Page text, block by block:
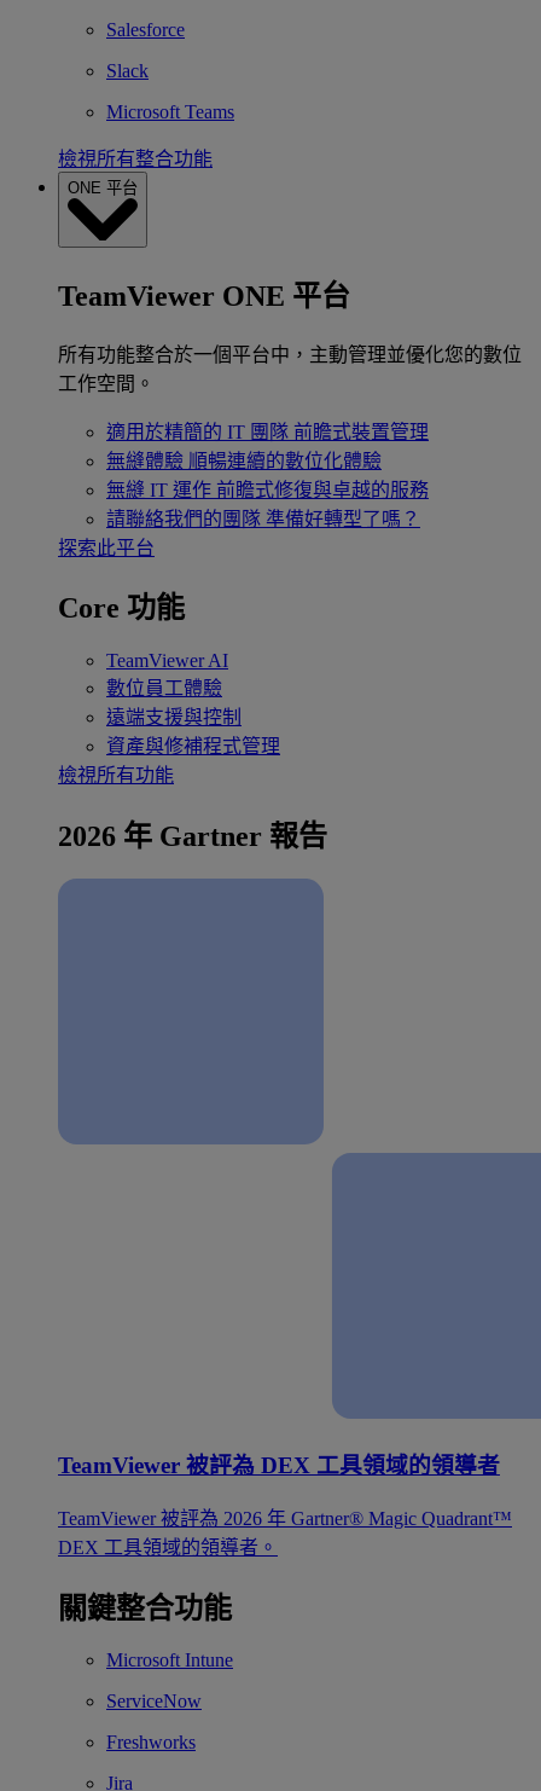
Salesforce
Slack
Microsoft Teams
檢視所有整合功能
ONE 平台
TeamViewer ONE 平台
所有功能整合於一個平台中，主動管理並優化您的數位
工作空間。
適用於精簡的 IT 團隊 前瞻式裝置管理
無縫體驗 順暢連續的數位化體驗
無縫 IT 運作 前瞻式修復與卓越的服務
請聯絡我們的團隊 準備好轉型了嗎？
探索此平台
Core 功能
TeamViewer AI
數位員工體驗
遠端支援與控制
資產與修補程式管理
檢視所有功能
2026 年 Gartner 報告
TeamViewer 被評為 DEX 工具領域的領導者
TeamViewer 被評為 2026 年 Gartner® Magic Quadrant™
DEX 工具領域的領導者。
關鍵整合功能
Microsoft Intune
ServiceNow
Freshworks
Jira